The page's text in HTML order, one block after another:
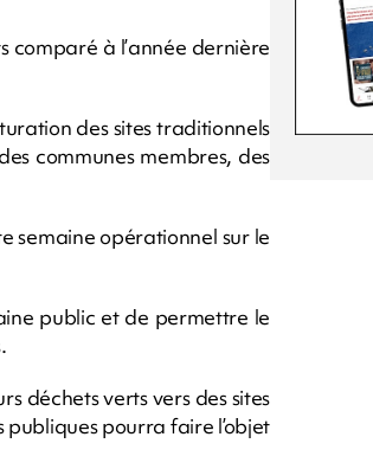
comparé à l’année dernière
des sites traditionnels
communes membres, des
semaine opérationnel sur le
public et de permettre le
déchets verts vers des sites
pourra faire l’objet